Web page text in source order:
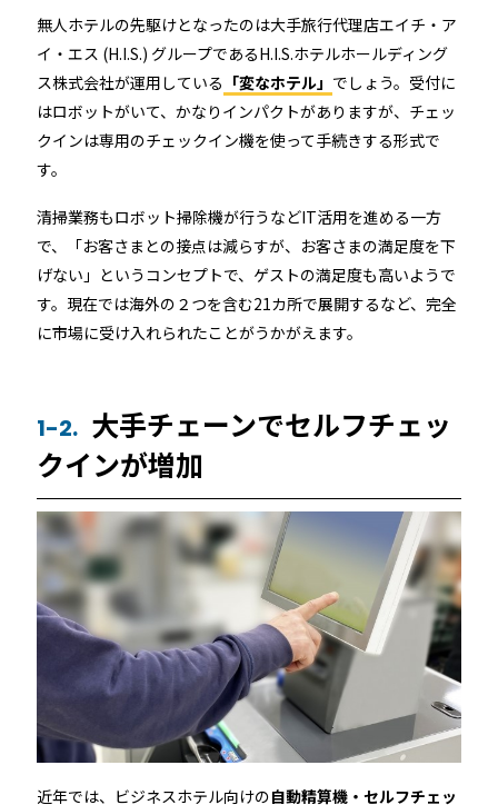
無人ホテルの先駆けとなったのは大手旅行代理店エイチ・ア
イ・エス (H.I.S.) グループであるH.I.S.ホテルホールディング
ス株式会社が運用している 「変なホテル」 でしょう。受付に
はロボットがいて、かなりインパクトがありますが、チェッ
クインは専用のチェックイン機を使って手続きする形式で
す。
清掃業務もロボット掃除機が行うなどIT活用を進める一方
で、「お客さまとの接点は減らすが、お客さまの満足度を下
げない」というコンセプトで、ゲストの満足度も高いようで
す。現在では海外の２つを含む21カ所で展開するなど、完全
に市場に受け入れられたことがうかがえます。
1-2. 大手チェーンでセルフチェッ
クインが増加
近年では、ビジネスホテル向けの自動精算機・セルフチェッ
パートナー製品
SADIOT ROOM
その他の業種
事例インタビュー
レンタルスペース
店舗
公共施設
その他の業種
運用イメージ
全てのパートナー
北海道
東北
関東
中部
中国
九州
沖縄
施工会社様向け資料
RemoteLOCKクラウドサービス利用規約
RemoteLOCK アプリダウンロード